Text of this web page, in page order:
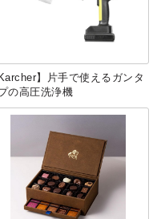
Karcher】片手で使えるガンタ
の高圧洗浄機